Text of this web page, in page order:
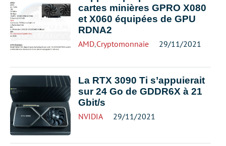
cartes minières GPRO X080
et X060 équipées de GPU
RDNA2
AMD,Cryptomonnaie 29/11/2021
La RTX 3090 Ti s’appuierait
sur 24 Go de GDDR6X à 21
Gbit/s
NVIDIA 29/11/2021